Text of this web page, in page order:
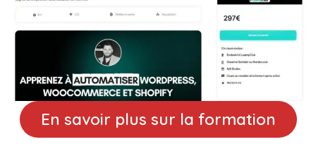
En savoir plus sur la formation